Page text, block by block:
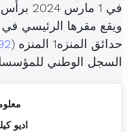
في 1 مارس 2024 برأس مال قدره
ويقع مقرها الرئيسي
حدائق المنزه1 المنزه (
السجل الوطني
اديو